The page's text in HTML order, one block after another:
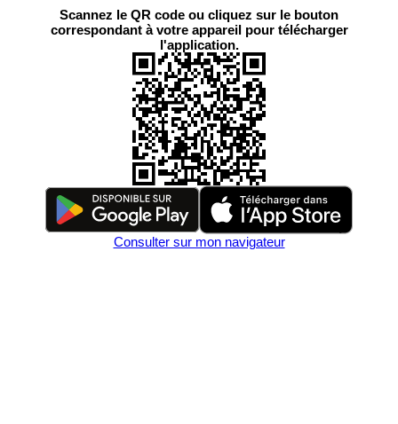
Scannez le QR code ou cliquez sur le bouton
correspondant à votre appareil pour télécharger
l'application.
Consulter sur mon navigateur